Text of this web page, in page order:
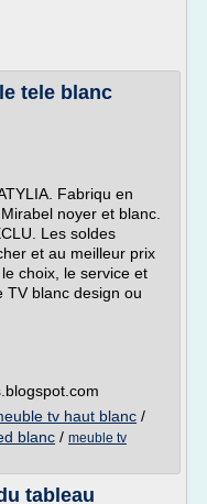
tele blanc
Fabriqu en
noyer et blanc.
Les soldes
et au meilleur prix
choix, le service et
TV blanc design ou
tv haut blanc /
blanc / meuble tv
tableau